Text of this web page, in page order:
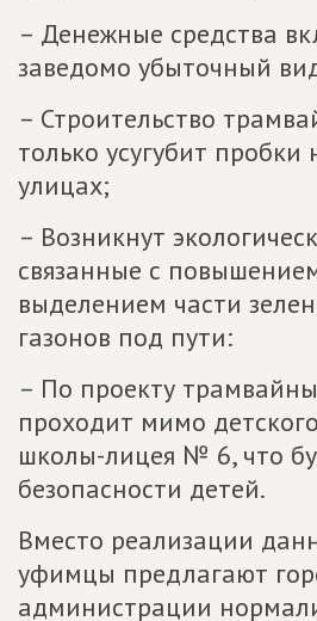
– Денежные средства
заведомо убыточный
– Строительство
только усугубит пробки
улицах;
– Возникнут
связанные с
выделением части
газонов под пути:
– По проекту
проходит мимо
школы-лицея № 6, что
безопасности детей.
Вместо реализации
уфимцы предлагают
администрации